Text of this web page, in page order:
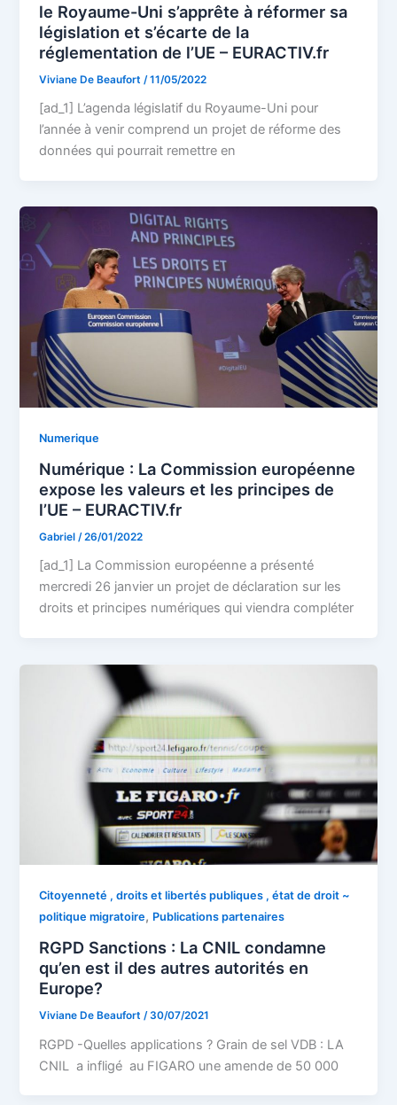
le Royaume-Uni s’apprête à réformer sa
législation et s’écarte de la
réglementation de l’UE – EURACTIV.fr
Viviane De Beaufort /11/05/2022
[ad_1] L’agenda législatif du Royaume-Uni pour
l’année à venir comprend un projet de réforme des
données qui pourrait remettre en
Numerique
Numérique : La Commission européenne
expose les valeurs et les principes de
l’UE – EURACTIV.fr
Gabriel /26/01/2022
[ad_1] La Commission européenne a présenté
mercredi 26 janvier un projet de déclaration sur les
droits et principes numériques qui viendra compléter
Citoyenneté , droits et libertés publiques , état de droit ~
politique migratoire, Publications partenaires
RGPD Sanctions : La CNIL condamne
qu’en est il des autres autorités en
Europe?
Viviane De Beaufort /30/07/2021
RGPD -Quelles applications ? Grain de sel VDB : LA
CNIL a infligé au FIGARO une amende de 50 000